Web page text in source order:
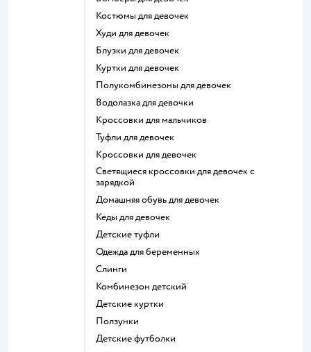
Костюмы для девочек
Худи для девочек
Блузки для девочек
Куртки для девочек
Полукомбинезоны для девочек
Водолазка для девочки
Кроссовки для мальчиков
Туфли для девочек
Кроссовки для девочек
Светящиеся кроссовки для девочек с
зарядкой
Домашняя обувь для девочек
Кеды для девочек
Детские туфли
Одежда для беременных
Слинги
Комбинезон детский
Детские куртки
Ползунки
Детские футболки